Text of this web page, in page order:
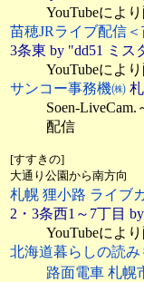
YouTubeによ
苗穂JRライブ配信
3条東 by "dd51 ミス
YouTubeによ
サンコー事務機㈱
Soen-
配信
[すすきの]
大通り公園から南方向
札幌 狸小路 ライブ
2・3条西1～7丁目
YouTubeによ
北海道暮らしの読
路面電車 札幌